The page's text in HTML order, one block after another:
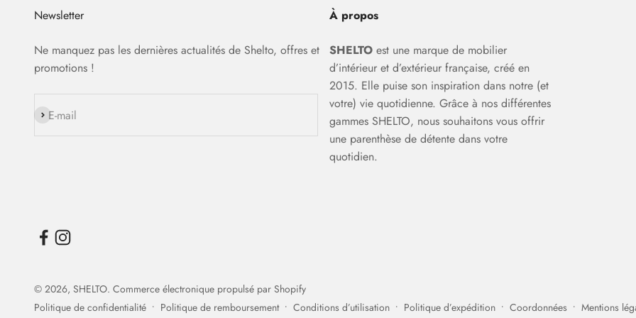
Newsletter
Ne manquez pas les dernières actualités de Shelto, offres et
promotions !
E-mail
S'inscrire
À propos
SHELTOest une marque de mobilier
d’intérieur et d’extérieur française, créé en
2015. Elle puise son inspiration dans notre (et
votre) vie quotidienne. Grâce à nos différentes
gammes SHELTO, nous souhaitons vous offrir
une parenthèse de détente dans votre
quotidien.
© 2026, SHELTO. Commerce électronique propulsé par Shopify
Politique de confidentialité
Politique de remboursement Conditions d’utilisation Politique d’expédition Coordonnées
Mentions